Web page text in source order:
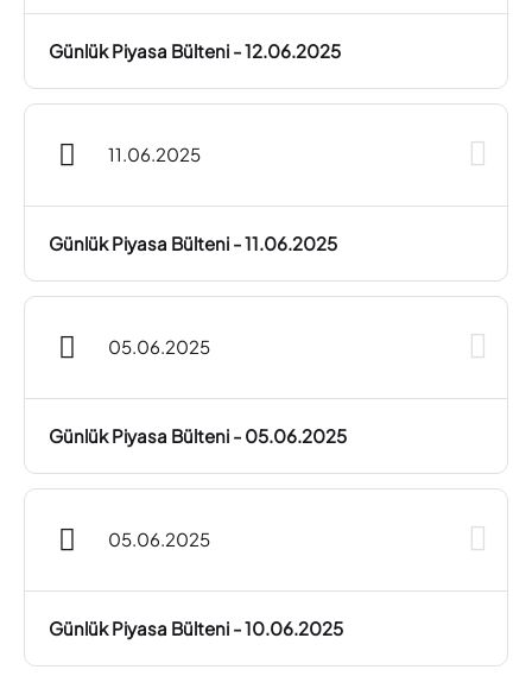
Günlük Piyasa Bülteni - 12.06.2025
11.06.2025
Günlük Piyasa Bülteni - 11.06.2025
05.06.2025
Günlük Piyasa Bülteni - 05.06.2025
05.06.2025
Günlük Piyasa Bülteni - 10.06.2025